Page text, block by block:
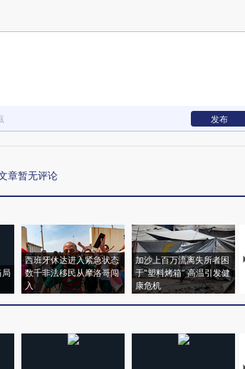
发布
章暂无评论
西班牙休达进入紧急状态
数千非法移民从摩洛哥闯
入
加沙上百万流离失所者困
于“塑料烤箱” 高温引发健
康危机